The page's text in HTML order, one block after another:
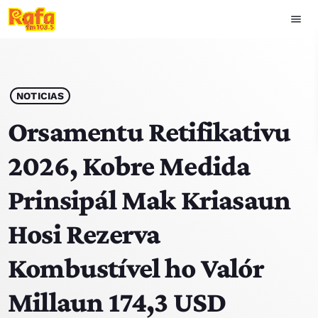
menu
play_arrow OUVIR RAFA
HOME
NOTISIA
EKIPA
TOP 15
PODCAST SIRA
NOTICIAS
Orsamentu Retifikativu
2026, Kobre Medida
Prinsipál Mak Kriasaun
Hosi Rezerva
Kombustível ho Valór
Millaun 174,3 USD